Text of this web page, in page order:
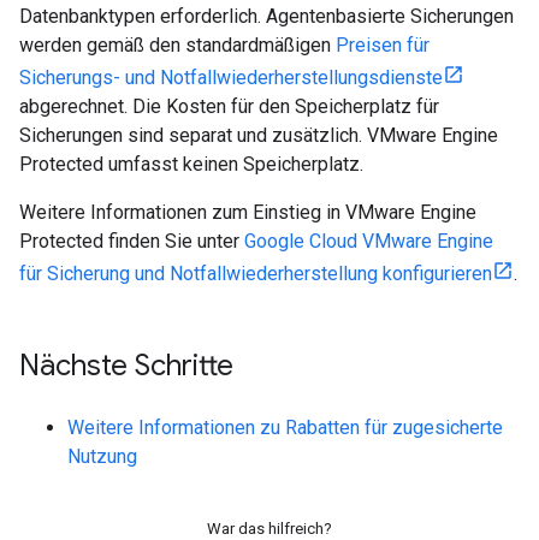
Datenbanktypen erforderlich. Agentenbasierte Sicherungen
werden gemäß den standardmäßigen Preisen für
Sicherungs- und Notfallwiederherstellungsdienste
abgerechnet. Die Kosten für den Speicherplatz für
Sicherungen sind separat und zusätzlich. VMware Engine
Protected umfasst keinen Speicherplatz.
Weitere Informationen zum Einstieg in VMware Engine
Protected finden Sie unter Google Cloud VMware Engine
für Sicherung und Notfallwiederherstellung konfigurieren
.
Nächste Schritte
Weitere Informationen zu Rabatten für zugesicherte
Nutzung
War das hilfreich?